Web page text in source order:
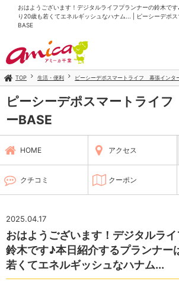
おはようございます！デジタルライフプランナーの鈴木で
り20歳も若くてエネルギッシュなハナム... | ピーシーデポ
BASE
TOP 生活・便利 ピーシーデポスマートライフ 幕張インタ
ピーシーデポスマートライ
ーBASE
HOME アクセス
クチコミ クーポン
2025.04.17
おはようございます！デジタルラ
鈴木です♪本日紹介するプランナー
若くてエネルギッシュなハナム...